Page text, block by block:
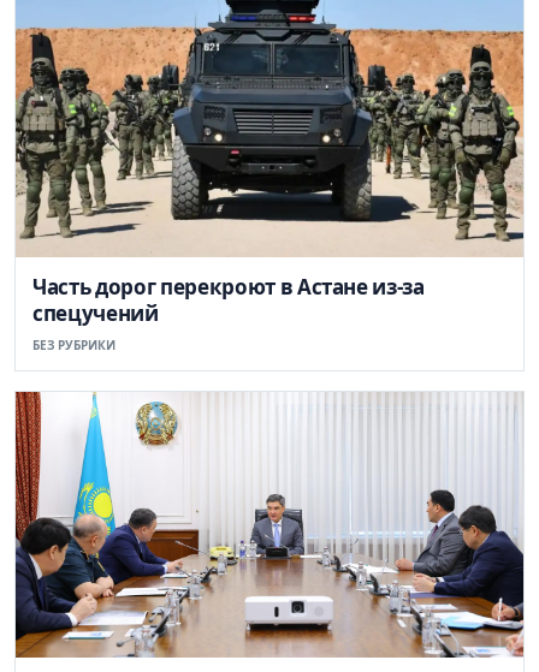
Часть дорог перекроют в Астане из-за
спецучений
БЕЗ РУБРИКИ